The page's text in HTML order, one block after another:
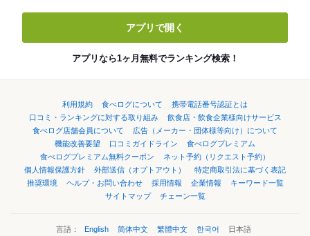
アプリで開く
アプリなら1ヶ月無料でランキング検索！
利用規約 食べログについて
携帯電話番号認証とは
口コミ・ランキングに対する取り組み
飲食店・飲食企業様向けサービス
食べログ店舗会員について
広告（メーカー・団体様等向け）について
機能改善要望
口コミガイドライン
食べログプレミアム
食べログプレミアム無料クーポン
ネット予約（リクエスト予約）
個人情報保護方針
外部送信（オプトアウト）
特定商取引法に基づく表記
推奨環境
ヘルプ・お問い合わせ 採用情報 企業情報
キーワード一覧
サイトマップ
チェーン一覧
言語： English 简体中文 繁體中文 한국어 日本語